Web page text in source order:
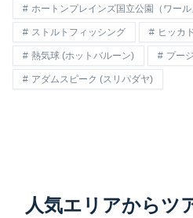
ホートンプレインズ国立公園（ワール
ストルトフィッシング ヒッカ
熱気球 (ホットバルーン) プー
アダムスピーク (スリパダヤ)
人気エリアからツ